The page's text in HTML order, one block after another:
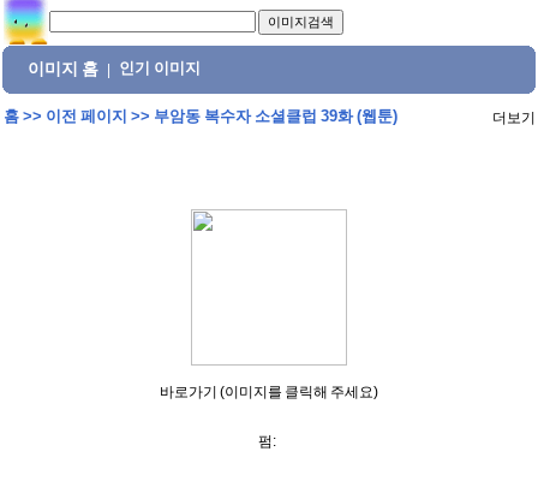
이미지 홈 인기 이미지
홈>> 이전 페이지 >> 부암동 복수자 소셜클럽 39화 (웹툰) 더보기
바로가기 (이미지를 클릭해 주세요)
펌: